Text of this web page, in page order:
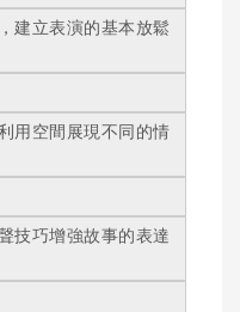
建立表演的基本放鬆
用空間展現不同的情
技巧增強故事的表達